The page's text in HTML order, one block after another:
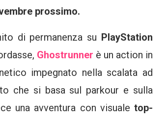
prossimo.
di permanenza su PlayStation
Ghostrunner è un action in
impegnato nella scalata ad
che si basa sul parkour e sulla
una avventura con visualetop-